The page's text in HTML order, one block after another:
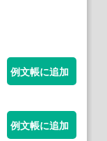
例文帳に追加
例文帳に追加